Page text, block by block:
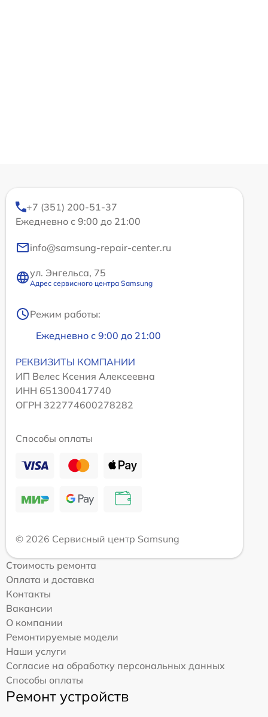
+7 (351) 200-51-37
Ежедневно с 9:00 до 21:00
info@samsung-repair-center.ru
ул. Энгельса, 75
Адрес сервисного центра Samsung
Режим работы:
Ежедневно с 9:00 до 21:00
РЕКВИЗИТЫ КОМПАНИИ
ИП Велес Ксения Алексеевна
ИНН 651300417740
ОГРН 322774600278282
Способы оплаты
© 2026 Сервисный центр Samsung
Стоимость ремонта
Оплата и доставка
Контакты
Вакансии
О компании
Ремонтируемые модели
Наши услуги
Согласие на обработку персональных данных
Способы оплаты
Ремонт устройств